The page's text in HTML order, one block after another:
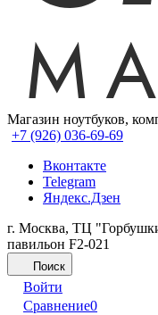
Магазин ноутбуков,
+7 (926) 036-69-69
Вконтакте
Telegram
Яндекс.Дзен
г. Москва, ТЦ
павильон F2-021
Поиск
Войти
Сравнение0